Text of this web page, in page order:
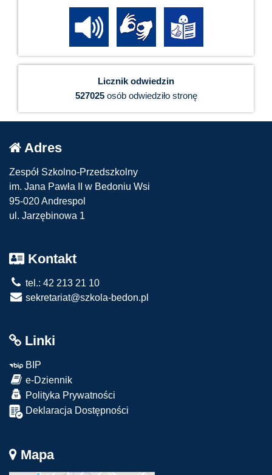
Licznik odwiedzin
527025osób odwiedziło stronę
Adres
Zespół Szkolno-Przedszkolny
im. Jana Pawła II w Bedoniu Wsi
95-020 Andrespol
ul. Jarzębinowa 1
Kontakt
tel.: 42 213 21 10
sekretariat@szkola-bedon.pl
Linki
BIP
e-Dziennik
Polityka Prywatności
Deklaracja Dostępności
Mapa